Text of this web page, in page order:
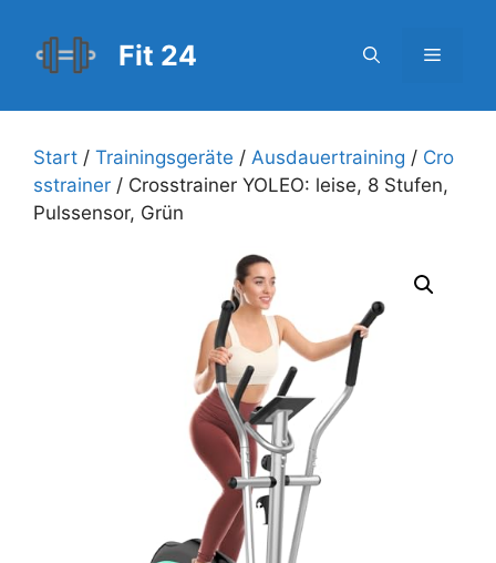
Inhalt
springen
Fit 24 Menü
Start / Trainingsgeräte / Ausdauertraining / Cro
sstrainer / Crosstrainer YOLEO: leise, 8 Stufen,
Pulssensor, Grün